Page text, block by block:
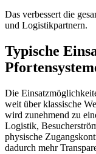
Das verbessert die
und Logistikpartnern.
Typische
Die
weit über klassische
wird zunehmend zu
Logistik,
physische
dadurch mehr